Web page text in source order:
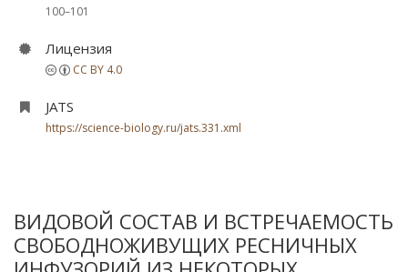
100–101
Лицензия
CC BY 4.0
JATS
https://science-biology.ru/jats.331.xml
ВИДОВОЙ СОСТАВ И ВСТРЕЧАЕМОСТЬ
СВОБОДНОЖИВУЩИХ РЕСНИЧНЫХ